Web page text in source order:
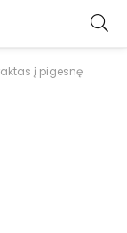
į pigesnę